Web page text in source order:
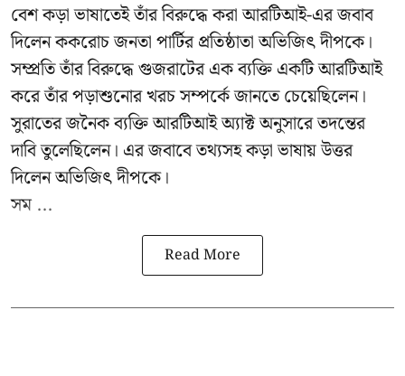
বেশ কড়া ভাষাতেই তাঁর বিরুদ্ধে করা আরটিআই-এর জবাব
দিলেন ককরোচ জনতা পার্টির প্রতিষ্ঠাতাঅভিজিৎ দীপকে।
সম্প্রতি তাঁর বিরুদ্ধে গুজরাটের এক ব্যক্তি একটি আরটিআই
করে তাঁর পড়াশুনোর খরচ সম্পর্কে জানতে চেয়েছিলেন।
সুরাতের জনৈক ব্যক্তি আরটিআই অ্যাক্ট অনুসারে তদন্তের
দাবি তুলেছিলেন। এর জবাবে তথ্যসহ কড়া ভাষায় উত্তর
দিলেন অভিজিৎ দীপকে।
সম ...
Read More